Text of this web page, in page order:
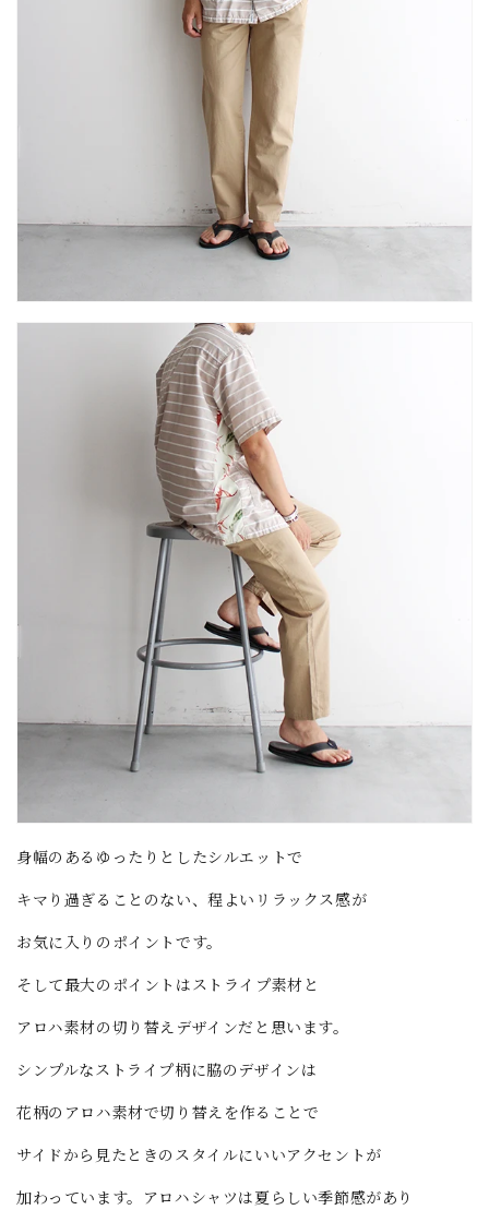
身幅のあるゆったりとしたシルエットで
キマり過ぎることのない、程よいリラックス感が
お気に入りのポイントです。
そして最大のポイントはストライプ素材と
アロハ素材の切り替えデザインだと思います。
シンプルなストライプ柄に脇のデザインは
花柄のアロハ素材で切り替えを作ることで
サイドから見たときのスタイルにいいアクセントが
加わっています。アロハシャツは夏らしい季節感があり